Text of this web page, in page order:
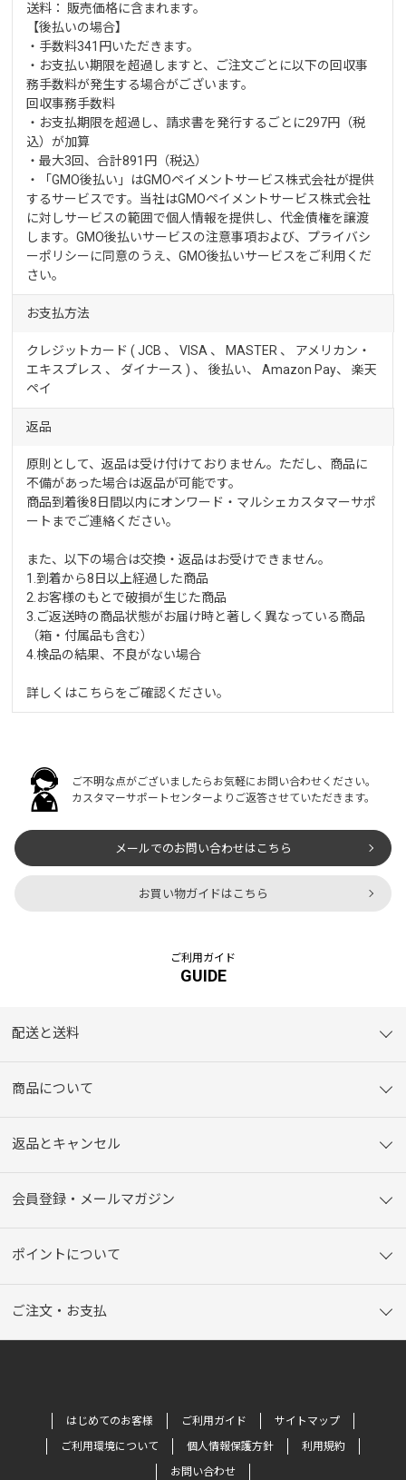
送料： 販売価格に含まれます。
【後払いの場合】
・手数料341円いただきます。
・お支払い期限を超過しますと、ご注文ごとに以下の回収事
務手数料が発生する場合がございます。
回収事務手数料
・お支払期限を超過し、請求書を発行するごとに297円（税
込）が加算
・最大3回、合計891円（税込）
・「GMO後払い」はGMOペイメントサービス株式会社が提供
するサービスです。当社はGMOペイメントサービス株式会社
に対しサービスの範囲で個人情報を提供し、代金債権を譲渡
します。GMO後払いサービスの注意事項および、 プライバシ
ーポリシーに同意のうえ、GMO後払いサービスをご利用くだ
さい。
お支払方法
クレジットカード ( JCB 、 VISA 、 MASTER 、 アメリカン・
エキスプレス 、 ダイナース ) 、 後払い、 Amazon Pay、楽天
ペイ
返品
原則として、返品は受け付けておりません。ただし、商品に
不備があった場合は返品が可能です。
商品到着後8日間以内にオンワード・マルシェカスタマーサポ
ートまでご連絡ください。
また、以下の場合は交換・返品はお受けできません。
1.到着から8日以上経過した商品
2.お客様のもとで破損が生じた商品
3.ご返送時の商品状態がお届け時と著しく異なっている商品
（箱・付属品も含む）
4.検品の結果、不良がない場合
詳しくはこちらをご確認ください。
ご不明な点がございましたらお気軽にお問い合わせください。
カスタマーサポートセンターよりご返答させていただきます。
メールでのお問い合わせはこちら
お買い物ガイドはこちら
ご利用ガイド
GUIDE
配送と送料
商品について
返品とキャンセル
会員登録・メールマガジン
ポイントについて
ご注文・お支払
はじめてのお客様 ご利用ガイド
サイトマップ
ご利用環境について
個人情報保護方針
利用規約
お問い合わせ